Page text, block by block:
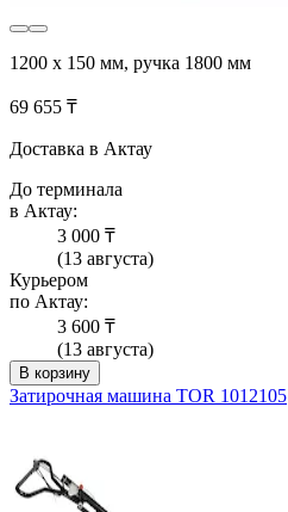
1200 х 150 мм, ручка 1800 мм
69 655 ₸
Доставка в Актау
До терминала
в Актау:
3 000 ₸
(13 августа)
Курьером
по Актау:
3 600 ₸
(13 августа)
В корзину
Затирочная машина TOR 1012105